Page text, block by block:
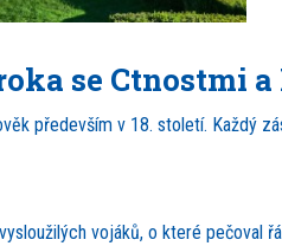
se Ctnostmi
především v 18. století. Každý
vojáků, o které pečoval